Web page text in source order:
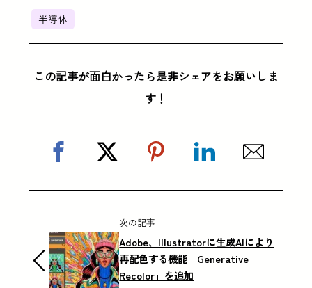
半導体
この記事が面白かったら是非シェアをお願いしま
す！
次の記事
Adobe、Illustratorに生成AIにより
再配色する機能「Generative
Recolor」を追加